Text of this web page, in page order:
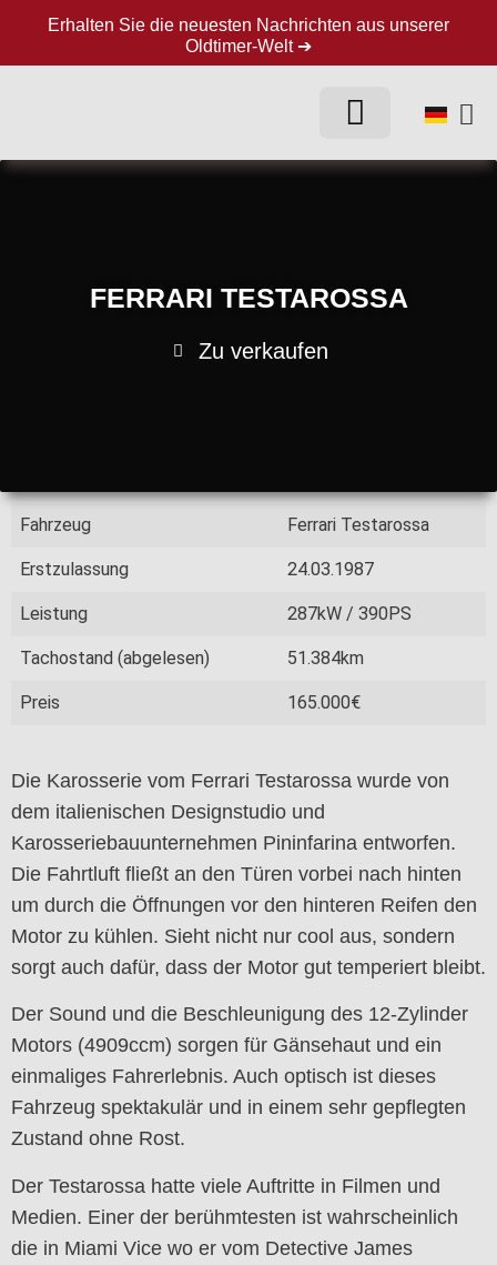
Erhalten Sie die neuesten Nachrichten aus unserer
Oldtimer-Welt ➔
FERRARI TESTAROSSA
Zu verkaufen
Fahrzeug Ferrari Testarossa
Erstzulassung 24.03.1987
Leistung 287kW / 390PS
Tachostand (abgelesen) 51.384km
Preis 165.000€
Die Karosserie vom Ferrari Testarossa wurde von
dem italienischen Designstudio und
Karosseriebauunternehmen Pininfarina entworfen.
Die Fahrtluft fließt an den Türen vorbei nach hinten
um durch die Öffnungen vor den hinteren Reifen den
Motor zu kühlen. Sieht nicht nur cool aus, sondern
sorgt auch dafür, dass der Motor gut temperiert bleibt.
Der Sound und die Beschleunigung des 12-Zylinder
Motors (4909ccm) sorgen für Gänsehaut und ein
einmaliges Fahrerlebnis. Auch optisch ist dieses
Fahrzeug spektakulär und in einem sehr gepflegten
Zustand ohne Rost.
Der Testarossa hatte viele Auftritte in Filmen und
Medien. Einer der berühmtesten ist wahrscheinlich
die in Miami Vice wo er vom Detective James